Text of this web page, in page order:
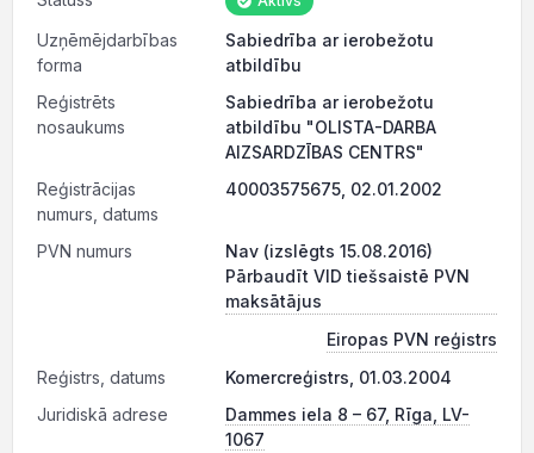
Uzņēmējdarbības
forma
Sabiedrība ar ierobežotu
atbildību
Reģistrēts
nosaukums
Sabiedrība ar ierobežotu
atbildību "OLISTA-DARBA
AIZSARDZĪBAS CENTRS"
Reģistrācijas
numurs, datums
40003575675, 02.01.2002
PVN numurs
Nav (izslēgts 15.08.2016)
Pārbaudīt VID tiešsaistē PVN
maksātājus
Eiropas PVN reģistrs
Reģistrs, datums
Komercreģistrs, 01.03.2004
Juridiskā adrese
Dammes iela 8 – 67, Rīga, LV-
1067